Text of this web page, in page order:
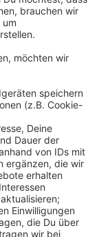
in
die
plant die
Die Stadt
bauen und
bauen - hier
Ziel des
in den